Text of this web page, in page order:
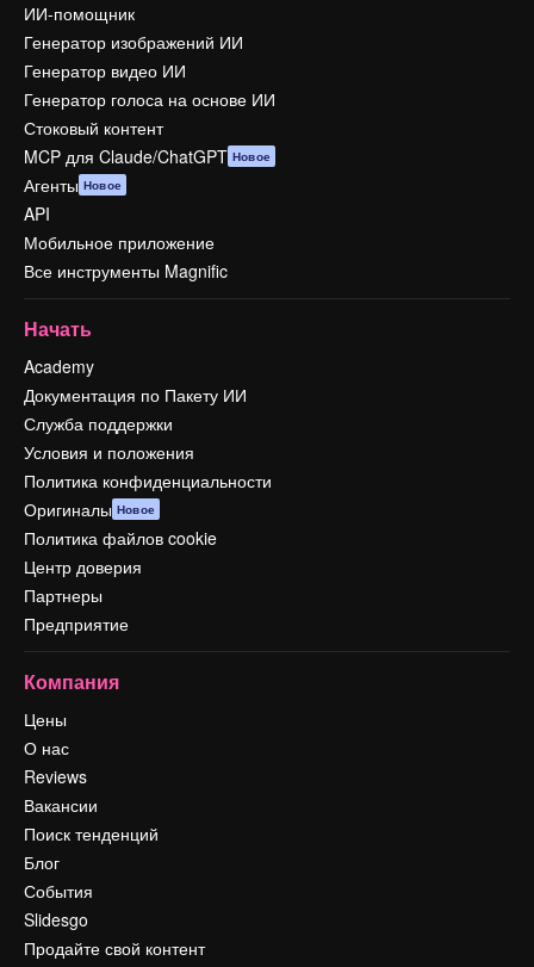
ИИ-помощник
Генератор изображений ИИ
Генератор видео ИИ
Генератор голоса на основе ИИ
Стоковый контент
MCP для Claude/ChatGPT Новое
Агенты Новое
API
Мобильное приложение
Все инструменты Magnific
Начать
Academy
Документация по Пакету ИИ
Служба поддержки
Условия и положения
Политика конфиденциальности
Оригиналы Новое
Политика файлов cookie
Центр доверия
Партнеры
Предприятие
Компания
Цены
О нас
Reviews
Вакансии
Поиск тенденций
Блог
События
Slidesgo
Продайте свой контент